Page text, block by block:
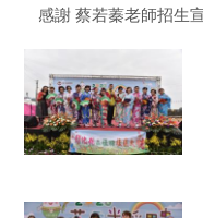
感謝 蔡若蓁老師招生